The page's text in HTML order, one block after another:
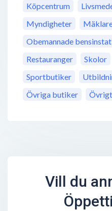
Köpcentrum
Myndigheter
Obemannade
Restauranger
Skolor
Sportbutiker
Övriga butiker
Övrigt
Vill du